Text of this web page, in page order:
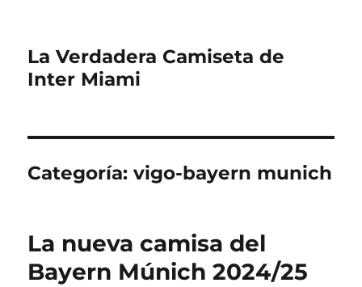
La Verdadera Camiseta de
Inter Miami
Categoría:vigo-bayern munich
La nueva camisa del
Bayern Múnich 2024/25